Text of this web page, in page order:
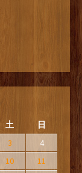
土 日
3
4
10
11